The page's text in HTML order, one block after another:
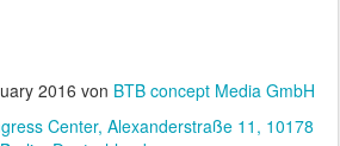
2016 von BTB concept Media GmbH
Center, Alexanderstraße 11, 10178